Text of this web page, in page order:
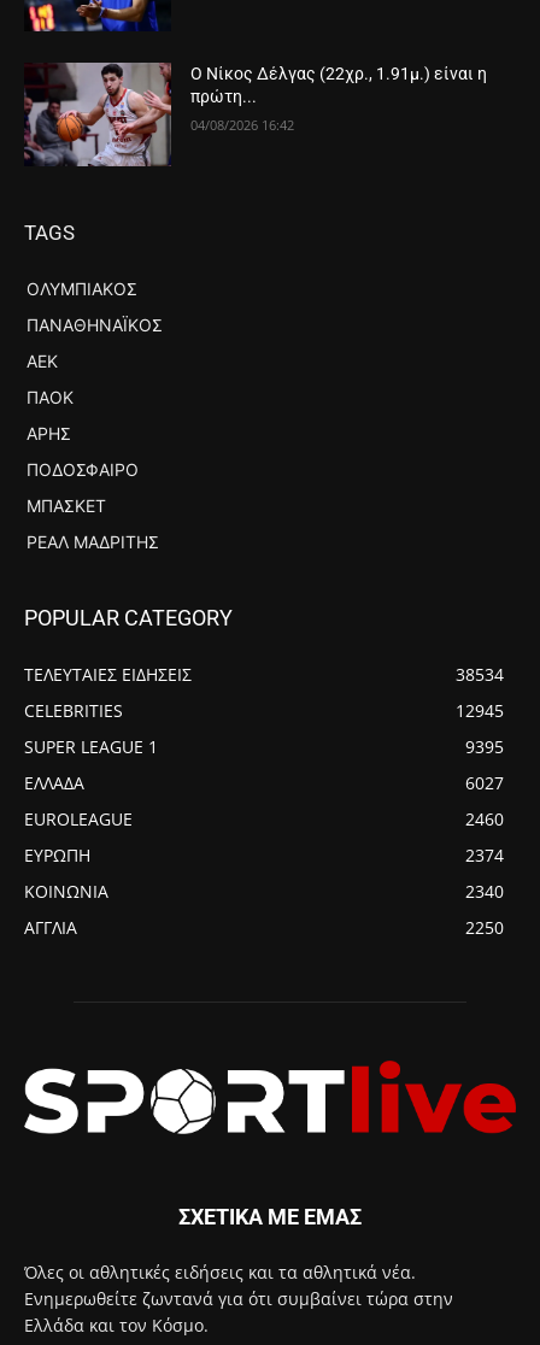
Ο Νίκος Δέλγας (22χρ., 1.91μ.) είναι η
πρώτη...
04/08/2026 16:42
TAGS
ΟΛΥΜΠΙΑΚΌΣ
ΠΑΝΑΘΗΝΑΪΚΌΣ
ΑΕΚ
ΠΑΟΚ
ΆΡΗΣ
ΠΟΔΌΣΦΑΙΡΟ
ΜΠΆΣΚΕΤ
ΡΕΆΛ ΜΑΔΡΊΤΗΣ
POPULAR CATEGORY
ΤΕΛΕΥΤΑΙΕΣ ΕΙΔΗΣΕΙΣ
38534
CELEBRITIES
12945
SUPER LEAGUE 1
9395
ΕΛΛΑΔΑ
6027
EUROLEAGUE
2460
ΕΥΡΩΠΗ
2374
ΚΟΙΝΩΝΙΑ
2340
ΑΓΓΛΙΑ
2250
ΣΧΕΤΙΚΑ ΜΕ ΕΜΑΣ
Όλες οι αθλητικές ειδήσεις και τα αθλητικά νέα.
Ενημερωθείτε ζωντανά για ότι συμβαίνει τώρα στην
Ελλάδα και τον Κόσμο.